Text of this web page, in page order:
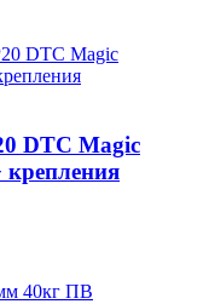
DTC Magic